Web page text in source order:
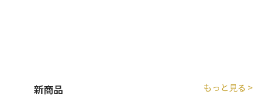
新商品 もっと見る >